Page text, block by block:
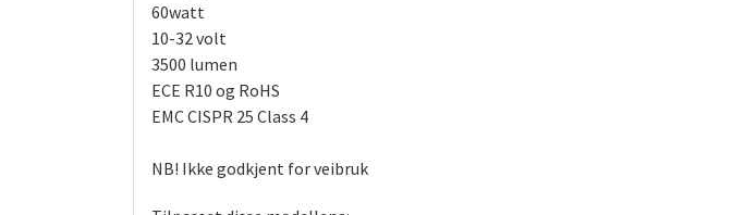
60watt
10-32 volt
3500 lumen
ECE R10 og RoHS
EMC CISPR 25 Class 4
NB! Ikke godkjent for veibruk